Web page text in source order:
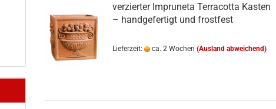
verzierter Impruneta Terracotta Kasten
– handgefertigt und frostfest
Lieferzeit: ca. 2 Wochen (Ausland abweichend)